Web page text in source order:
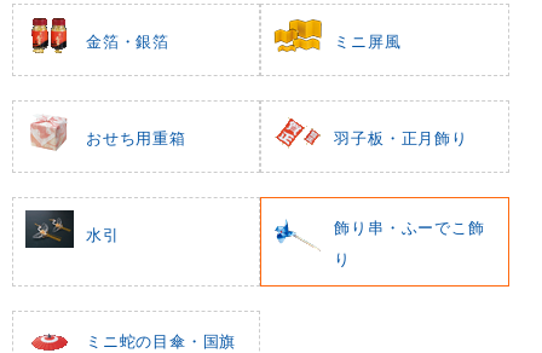
金箔・銀箔 ミニ屏風
おせち用重箱 羽子板・正月飾り
水引
飾り串・ふーでこ飾
り
ミニ蛇の目傘・国旗